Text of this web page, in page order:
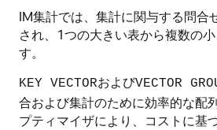
IM集計では、集計に関与する問合
され、1つの大きい表から複数の
す。
KEY VECTORおよびVECTOR
合および集計のために効率的な配
プティマイザにより、コストに基